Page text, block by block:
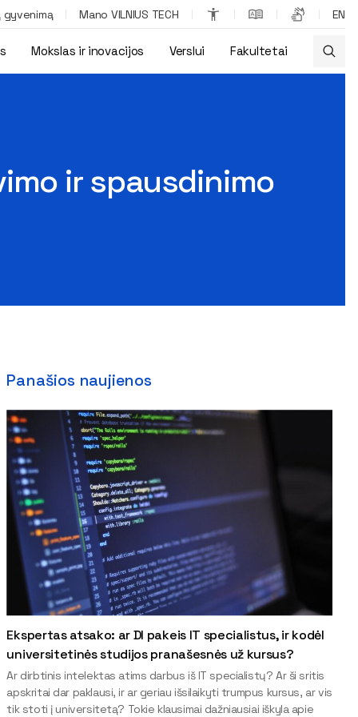
gyvenimą Mano VILNIUS TECH EN
Mokslas ir inovacijos Verslui Fakultetai
ir spausdinimo
Panašios naujienos
Ekspertas atsako: ar DI pakeis IT specialistus, ir kodėl
universitetinės studijos pranašesnės už kursus?
Ar dirbtinis intelektas atims darbus iš IT specialistų? Ar ši sritis
apskritai dar paklausi, ir ar geriau išsilaikyti trumpus kursus, ar vis
tik stoti į universitetą? Tokie klausimai dažniausiai iškyla apie